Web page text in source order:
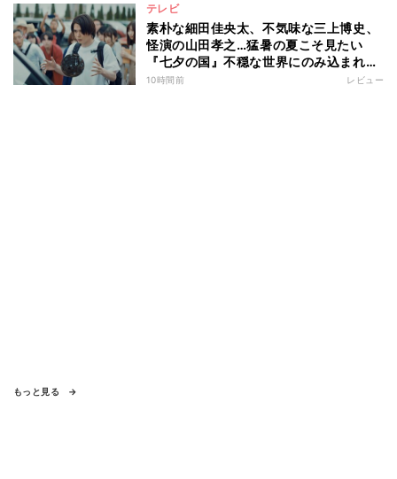
テレビ
素朴な細田佳央太、不気味な三上博史、
怪演の山田孝之…猛暑の夏こそ見たい
『七夕の国』不穏な世界にのみ込まれる
超常ミステリー
10時間前 レビュー
もっと見る